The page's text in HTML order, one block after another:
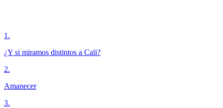
1 .
¿Y si miramos distintos a Cali?
2.
Amanecer
3.